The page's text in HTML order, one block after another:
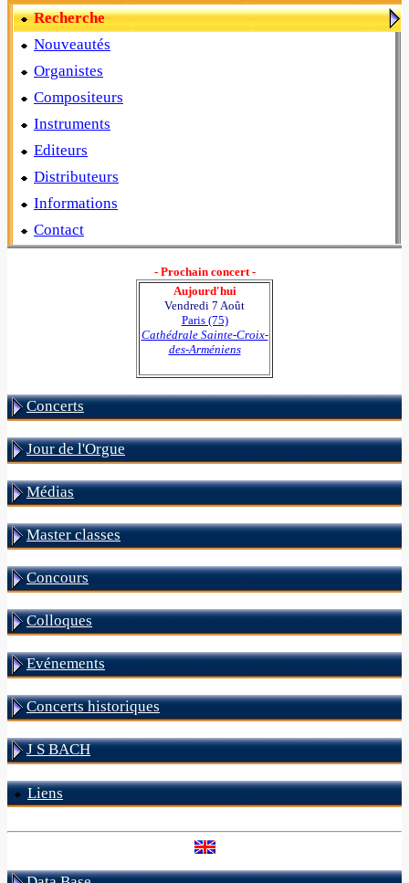
Recherche
Nouveautés
Organistes
Compositeurs
Instruments
Editeurs
Distributeurs
Informations
Contact
- Prochain concert -
Aujourd'hui
Vendredi 7 Août
Paris (75)
Cathédrale Sainte-Croix-
des-Arméniens
Concerts
Jour de l'Orgue
Médias
Master classes
Concours
Colloques
Evénements
Concerts historiques
J S BACH
Liens